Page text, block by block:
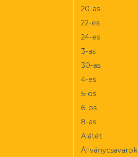
20-as
22-es
24-es
3-as
30-as
4-es
5-ös
6-os
8-as
Alátét
Állványcsavarok